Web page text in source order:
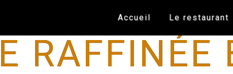
Accueil Le restaurant
RAFFINÉE